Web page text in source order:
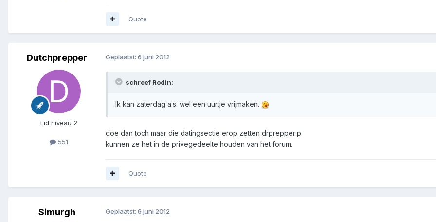
Quote
Dutchprepper
Lid niveau 2
551
Geplaatst: 6 juni 2012
schreef Rodin:
Ik kan zaterdag a.s. wel een uurtje vrijmaken.
doe dan toch maar die datingsectie erop zetten drprepper:p
kunnen ze het in de privegedeelte houden van het forum.
Quote
Simurgh Geplaatst: 6 juni 2012